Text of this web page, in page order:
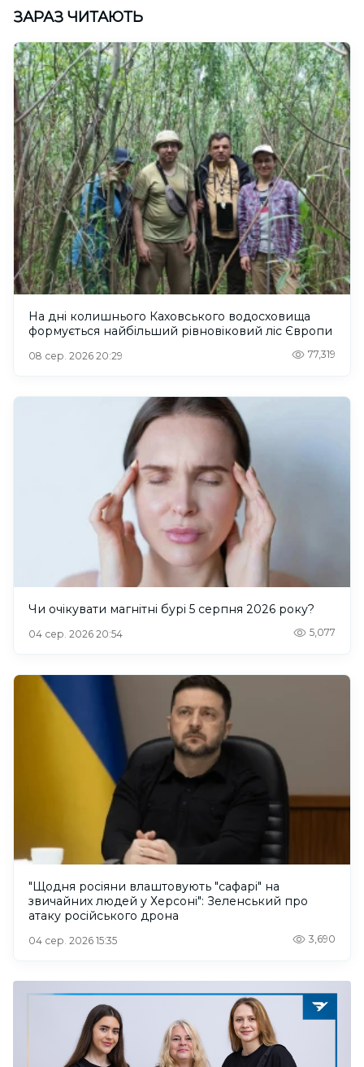
ЗАРАЗ ЧИТАЮТЬ
На дні колишнього Каховського водосховища
формується найбільший рівновіковий ліс Європи
08 сер. 2026 20:29 77,319
Чи очікувати магнітні бурі 5 серпня 2026 року?
04 сер. 2026 20:54 5,077
"Щодня росіяни влаштовують "сафарі" на
звичайних людей у Херсоні": Зеленський про
атаку російського дрона
04 сер. 2026 15:35 3,690